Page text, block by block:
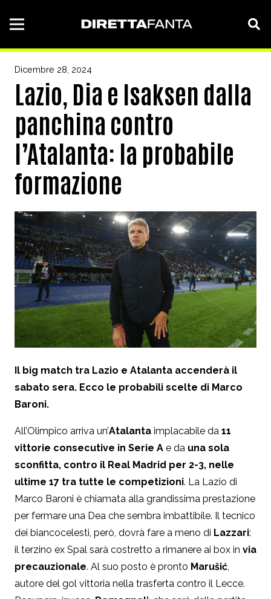
Dicembre 28, 2024
Lazio, Dia e Isaksen dalla
panchina contro
l’Atalanta: la probabile
formazione
Il big match tra Lazio e Atalanta accenderà il
sabato sera. Ecco le probabili scelte di Marco
Baroni.
All’Olimpico arriva un’Atalanta implacabile da 11
vittorie consecutive in Serie A e da una sola
sconfitta, contro il Real Madrid per 2-3, nelle
ultime 17 tra tutte le competizioni. La Lazio di
Marco Baroni è chiamata alla grandissima prestazione
per fermare una Dea che sembra imbattibile. Il tecnico
dei biancocelesti, però, dovrà fare a meno di Lazzari:
il terzino ex Spal sarà costretto a rimanere ai box in via
precauzionale. Al suo posto è pronto Marušić,
autore del gol vittoria nella trasferta contro il Lecce.